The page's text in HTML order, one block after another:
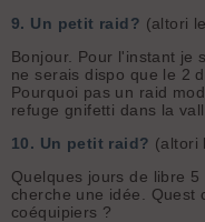
9. Un petit raid? (altori
Bonjour. Pour l'instant je
ne serais dispo que le 2
Pourquoi pas un raid
refuge gnifetti dans la
10. Un petit raid? (altori
Quelques jours de libre
cherche une idée. Quest
coéquipiers ?